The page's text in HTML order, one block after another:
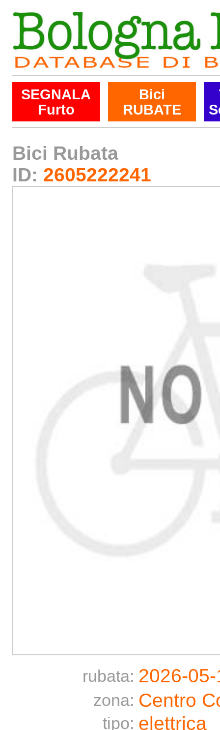
SEGNALA
Furto
Bici
RUBATE
Bici Rubata
ID: 2605222241
rubata: 2026-
zona: Centro
tipo: elettrica